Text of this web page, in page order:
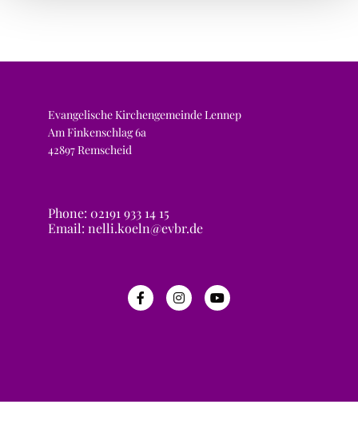
Evangelische Kirchengemeinde Lennep
Am Finkenschlag 6a
42897 Remscheid
Phone: 02191 933 14 15
Email: nelli.koeln@evbr.de